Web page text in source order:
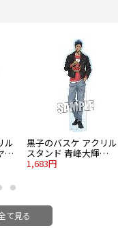
がございます。
ル 黒子のバスケ アクリル
スタンド 青峰大輝
Strawberry Ver.
1,683円
て見る